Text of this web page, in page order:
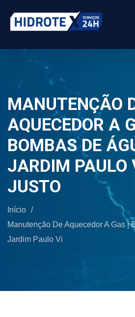
MANUTENÇÃO
AQUECEDOR A
BOMBAS DE
JARDIM PAULO
JUSTO
Início /
Manutenção De Aquecedor A Gas |
Jardim Paulo Vi